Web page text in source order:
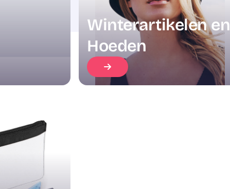
Winterartikelen en
Hoeden